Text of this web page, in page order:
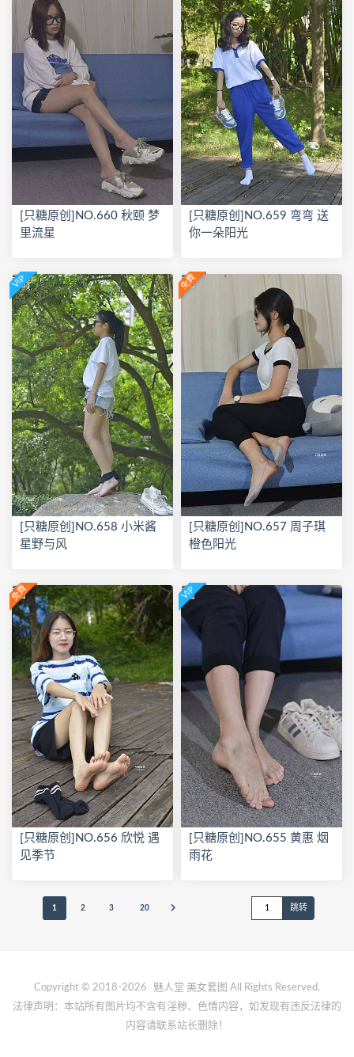
[只糖原创]NO.660 秋颐 梦
里流星
[只糖原创]NO.659 弯弯 送
你一朵阳光
VIP
[只糖原创]NO.658 小米酱
星野与风
免費
[只糖原创]NO.657 周子琪
橙色阳光
免費
[只糖原创]NO.656 欣悦 遇
见季节
VIP
[只糖原创]NO.655 黄惠 烟
雨花
1 2 3 20
Copyright © 2018-2026 魅人堂 美女套图 All Rights Reserved.
法律声明：本站所有图片均不含有淫秽、色情内容，如发现有违反法律的
内容请联系站长删除！